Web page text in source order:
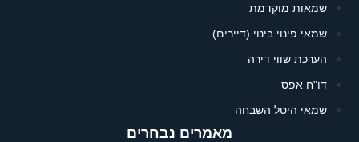
שמאות מוקדמת
שמאי פינוי בינוי (דיירים)
הערכת שווי דירה
דו"ח אפס
שמאי היטל השבחה
מאמרים נבחרים